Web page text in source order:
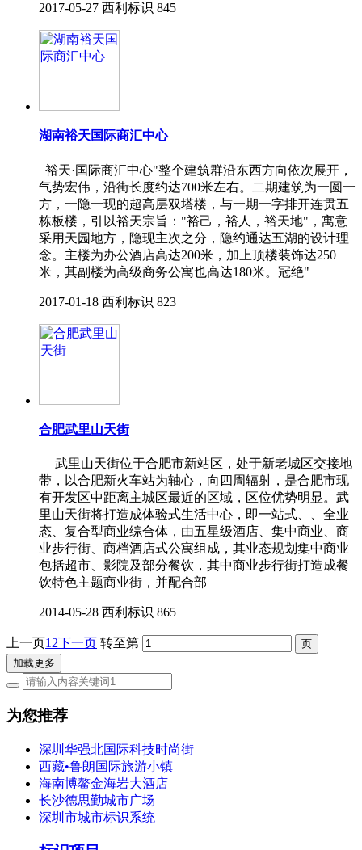
2017-05-27 西利标识 845
湖南裕天国际商汇中心
裕天·国际商汇中心"整个建筑群沿东西方向依次展开，
气势宏伟，沿街长度约达700米左右。二期建筑为一圆一
方，一隐一现的超高层双塔楼，与一期一字排开连贯五
栋板楼，引以裕天宗旨："裕己，裕人，裕天地"，寓意
采用天园地方，隐现主次之分，隐约通达五湖的设计理
念。主楼为办公酒店高达200米，加上顶楼装饰达250
米，其副楼为高级商务公寓也高达180米。冠绝"
2017-01-18 西利标识 823
合肥武里山天街
武里山天街位于合肥市新站区，处于新老城区交接地
带，以合肥新火车站为轴心，向四周辐射，是合肥市现
有开发区中距离主城区最近的区域，区位优势明显。武
里山天街将打造成体验式生活中心，即一站式、、全业
态、复合型商业综合体，由五星级酒店、集中商业、商
业步行街、商档酒店式公寓组成，其业态规划集中商业
包括超市、影院及部分餐饮，其中商业步行街打造成餐
饮特色主题商业街，并配合部
2014-05-28 西利标识 865
上一页1 2下一页 转至第
加载更多
为您推荐
深圳华强北国际科技时尚街
西藏•鲁朗国际旅游小镇
海南博鳌金海岩大酒店
长沙德思勤城市广场
深圳市城市标识系统